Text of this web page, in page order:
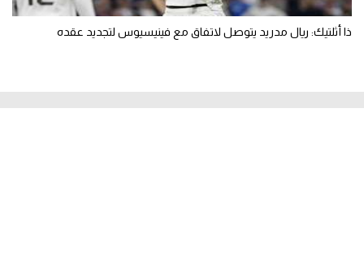
ذا أثلتيك: ريال مدريد يتوصل لاتفاق مع فينيسيوس لتجديد عقده